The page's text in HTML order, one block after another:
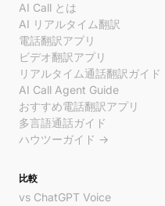
AI Call とは
AI リアルタイム翻訳
電話翻訳アプリ
ビデオ翻訳アプリ
リアルタイム通話翻訳ガイド
AI Call Agent Guide
おすすめ電話翻訳アプリ
多言語通話ガイド
ハウツーガイド →
比較
vs ChatGPT Voice